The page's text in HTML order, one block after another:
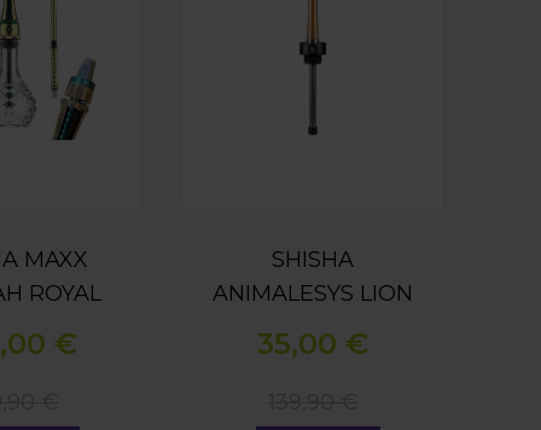
MAXX
ROYAL
GOLD
€
SHISHA
ANIMALESYS LION
1.0 NARANJA
35,00 €